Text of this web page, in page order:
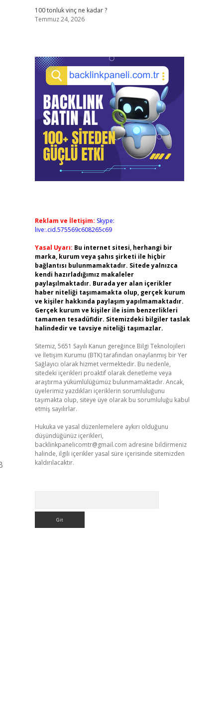
100 tonluk vinç ne kadar ?
Temmuz 24, 2026
Reklam ve İletişim: Skype:
live:.cid.575569c608265c69
Yasal Uyarı: Bu internet sitesi, herhangi bir
marka, kurum veya şahıs şirketi ile hiçbir
bağlantısı bulunmamaktadır. Sitede yalnızca
kendi hazırladığımız makaleler
paylaşılmaktadır. Burada yer alan içerikler
haber niteliği taşımamakta olup, gerçek kurum
ve kişiler hakkında paylaşım yapılmamaktadır.
Gerçek kurum ve kişiler ile isim benzerlikleri
tamamen tesadüfidir. Sitemizdeki bilgiler taslak
halindedir ve tavsiye niteliği taşımazlar.
Sitemiz, 5651 Sayılı Kanun gereğince Bilgi Teknolojileri
ve İletişim Kurumu (BTK) tarafından onaylanmış bir Yer
Sağlayıcı olarak hizmet vermektedir. Bu nedenle,
sitedeki içerikleri proaktif olarak denetleme veya
araştırma yükümlülüğümüz bulunmamaktadır. Ancak,
üyelerimiz yazdıkları içeriklerin sorumluluğunu
taşımakta olup, siteye üye olarak bu sorumluluğu kabul
etmiş sayılırlar.
Hukuka ve yasal düzenlemelere aykırı olduğunu
düşündüğünüz içerikleri,
backlinkpanelicomtr@gmail.com adresine bildirmeniz
halinde, ilgili içerikler yasal süre içerisinde sitemizden
kaldırılacaktır.